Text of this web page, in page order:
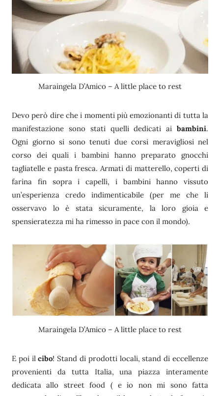
Maraingela D’Amico – A little place to rest
Devo però dire che i momenti più emozionanti di tutta la
manifestazione sono stati quelli dedicati ai bambini.
Ogni giorno si sono tenuti due corsi meravigliosi nel
corso dei quali i bambini hanno preparato gnocchi
tagliatelle e pasta fresca. Armati di matterello, coperti di
farina fin sopra i capelli, i bambini hanno vissuto
un’esperienza credo indimenticabile (per me che li
osservavo lo è stata sicuramente, la loro gioia e
spensieratezza mi ha rimesso in pace con il mondo).
Maraingela D’Amico – A little place to rest
E poi ilcibo! Stand di prodotti locali, stand di eccellenze
provenienti da tutta Italia, una piazza interamente
dedicata allo street food ( e io non mi sono fatta